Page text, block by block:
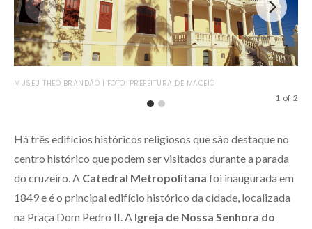
MUSEU THEO BRANDÃO | FOTO: PREFEITURA DE MACEIÓ
1 of 2
Há três edifícios históricos religiosos que são destaque no
centro histórico que podem ser visitados durante a parada
do cruzeiro. A Catedral Metropolitana foi inaugurada em
1849 e é o principal edifício histórico da cidade, localizada
na Praça Dom Pedro II. A Igreja de Nossa Senhora do